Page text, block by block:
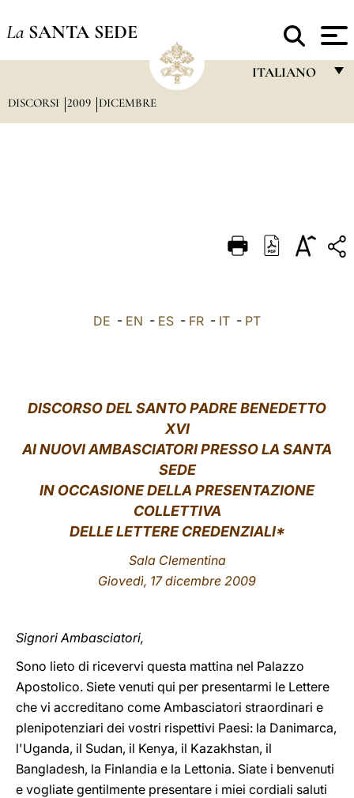
La SANTA SEDE
ITALIANO
DEUTSCH
العربيّة
DISCORSI 2009 DICEMBRE
DE - EN - ES - FR - IT - PT
DISCORSO DEL SANTO PADRE BENEDETTO
XVI
AI NUOVI AMBASCIATORI PRESSO LA SANTA
SEDE
IN OCCASIONE DELLA PRESENTAZIONE
COLLETTIVA
DELLE LETTERE CREDENZIALI*
Sala Clementina
Giovedì, 17 dicembre 2009
Signori Ambasciatori,
Sono lieto di ricevervi questa mattina nel Palazzo
Apostolico. Siete venuti qui per presentarmi le Lettere
che vi accreditano come Ambasciatori straordinari e
plenipotenziari dei vostri rispettivi Paesi: la Danimarca,
l'Uganda, il Sudan, il Kenya, il Kazakhstan, il
Bangladesh, la Finlandia e la Lettonia. Siate i benvenuti
e vogliate gentilmente presentare i miei cordiali saluti